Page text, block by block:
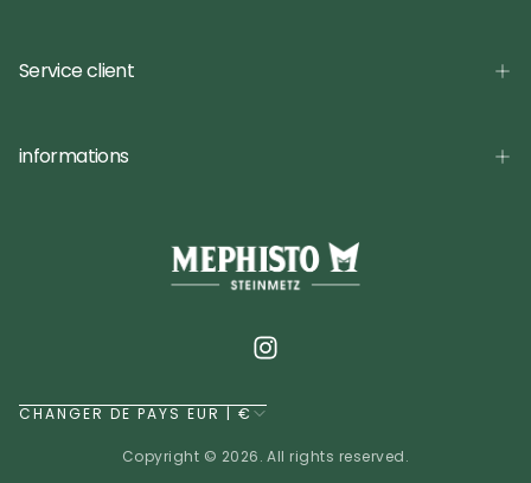
Service client
informations
CHANGER DE PAYS EUR | €
Copyright © 2026. All rights reserved.